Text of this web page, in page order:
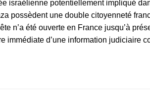
israélienne potentiellement impliqué
possèdent une double citoyenneté
n’a été ouverte en France jusqu’à
immédiate d’une information judiciaire